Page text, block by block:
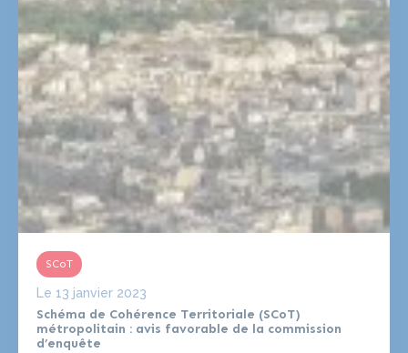
Schéma de Cohérence Territoriale (SCoT)
métropolitain : avis favorable de la commission
d’enquête
Le 13 janvier 2023
SCoT